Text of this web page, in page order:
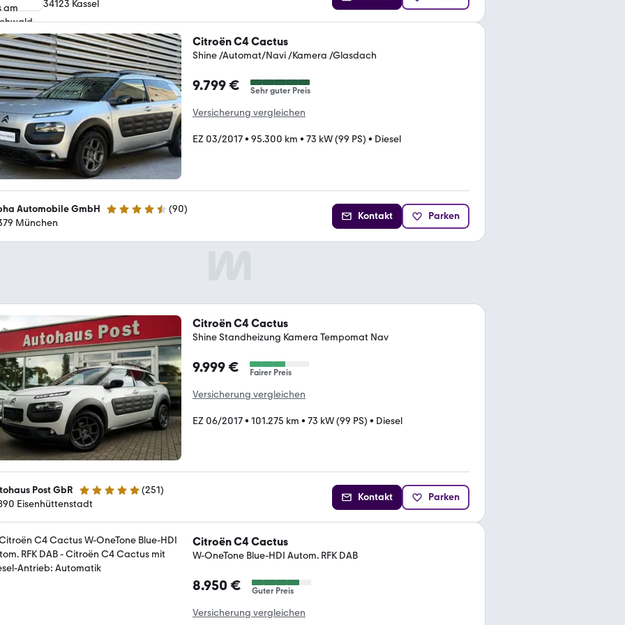
34123 Kassel
Citroën C4 Cactus
Shine /Automat/Navi /Kamera /Glasdach
9.799 € Sehr guter Preis
Versicherung vergleichen
EZ 03/2017• 95.300 km • 73 kW (99 PS) • Diesel
Automobile GmbH 4.7 Sterne (90)
München
Kontakt Parken
Citroën C4 Cactus
Shine Standheizung Kamera Tempomat Nav
9.999 € Fairer Preis
Versicherung vergleichen
EZ 06/2017• 101.275 km • 73 kW (99 PS) • Diesel
Post GbR 4.8 Sterne (251)
Eisenhüttenstadt
Kontakt Parken
Citroën C4 Cactus
W-OneTone Blue-HDI Autom. RFK DAB
8.950 € Guter Preis
Versicherung vergleichen